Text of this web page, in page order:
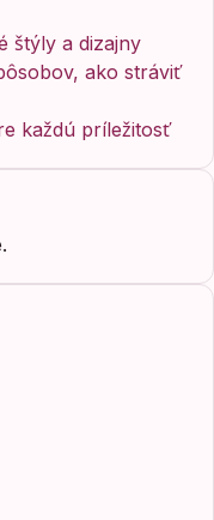
štýly a dizajny
ako stráviť
každú príležitosť